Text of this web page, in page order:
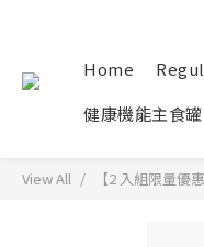
Home
健康機能主食罐
View All 【2 入組限量優